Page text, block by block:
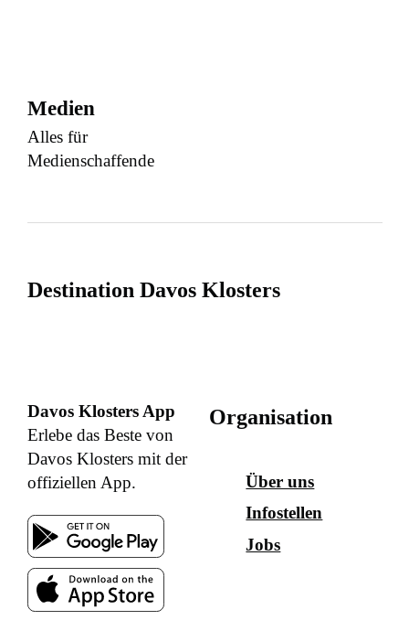
Medien
Alles für
Medienschaffende
Destination Davos Klosters
Davos Klosters App
Erlebe das Beste von
Davos Klosters mit der
offiziellen App.
Organisation
Über uns
Infostellen
Jobs